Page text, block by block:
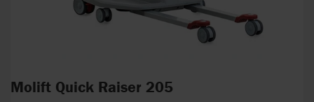
Molift Quick Raiser 205